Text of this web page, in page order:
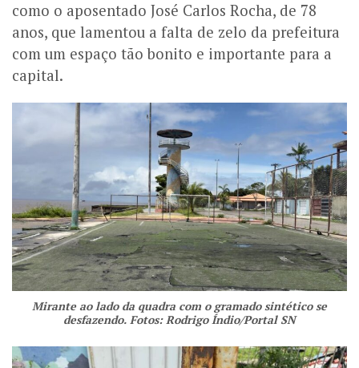
como o aposentado José Carlos Rocha, de 78
anos, que lamentou a falta de zelo da prefeitura
com um espaço tão bonito e importante para a
capital.
Mirante ao lado da quadra com o gramado sintético se
desfazendo. Fotos: Rodrigo Índio/Portal SN